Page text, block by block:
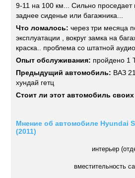
9-11 на 100 км... Сильно проседает
заднее сиденье или багажника...
Что ломалось: через три месяца
эксплуатации , вокруг замка на
краска.. проблема со штатной
Опыт обслуживания: пройдено 1
Предыдущий автомобиль: ВАЗ
хундай гетц
Стоит ли этот автомобиль своих
Мнение об автомобиле Hyundai
(2011)
интерьер
вместительность